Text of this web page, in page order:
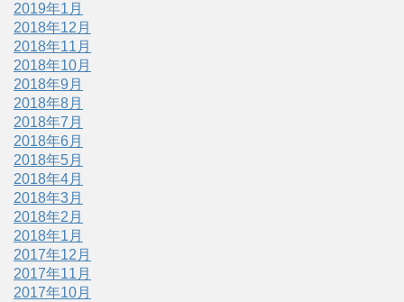
2019年1月
2018年12月
2018年11月
2018年10月
2018年9月
2018年8月
2018年7月
2018年6月
2018年5月
2018年4月
2018年3月
2018年2月
2018年1月
2017年12月
2017年11月
2017年10月